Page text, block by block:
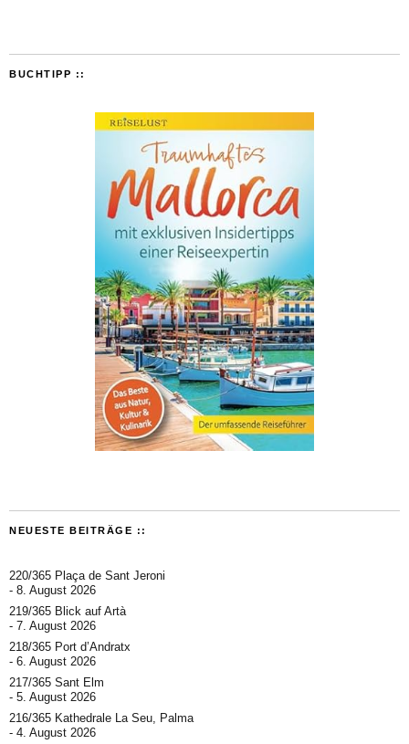
BUCHTIPP ::
NEUESTE BEITRÄGE ::
220/365 Plaça de Sant Jeroni
8. August 2026
219/365 Blick auf Artà
7. August 2026
218/365 Port d’Andratx
6. August 2026
217/365 Sant Elm
5. August 2026
216/365 Kathedrale La Seu, Palma
4. August 2026